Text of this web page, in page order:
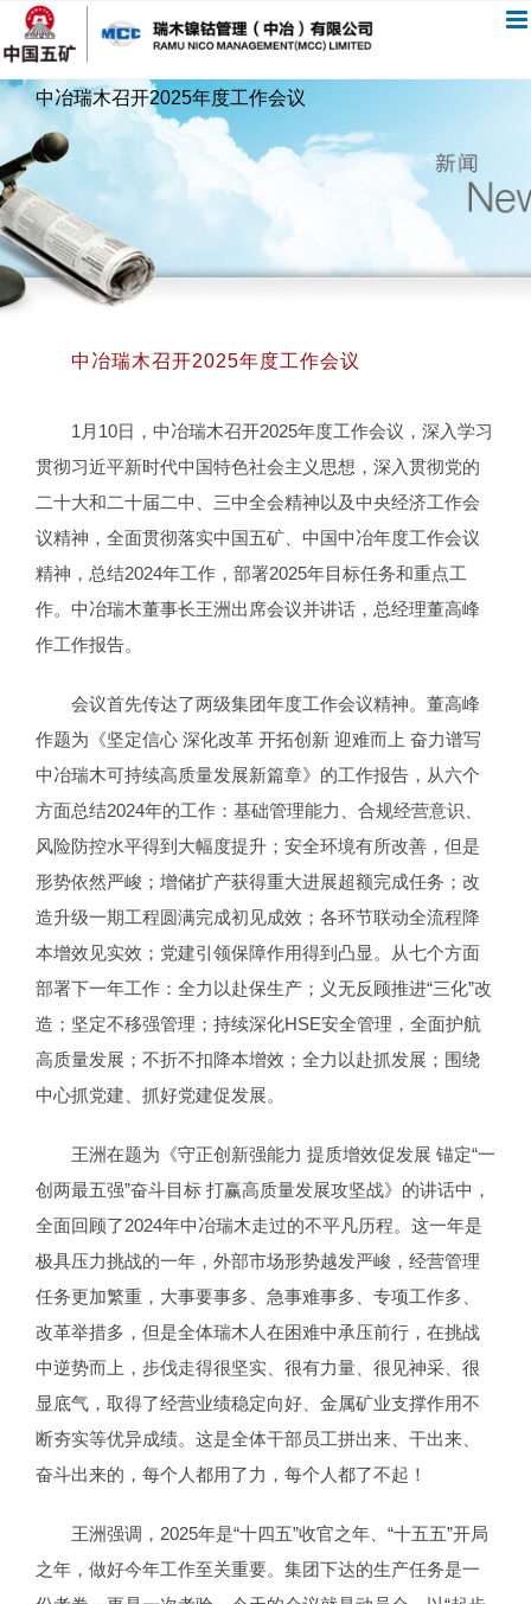
过
内
中冶瑞木召开2025年度工作会议
中冶瑞木召开2025年度工作会议
1月10日，中冶瑞木召开2025年度工作会议，深入学习
贯彻习近平新时代中国特色社会主义思想，深入贯彻党的
二十大和二十届二中、三中全会精神以及中央经济工作会
议精神，全面贯彻落实中国五矿、中国中冶年度工作会议
精神，总结2024年工作，部署2025年目标任务和重点工
作。中冶瑞木董事长王洲出席会议并讲话，总经理董高峰
作工作报告。
会议首先传达了两级集团年度工作会议精神。董高峰
作题为《坚定信心 深化改革 开拓创新 迎难而上 奋力谱写
中冶瑞木可持续高质量发展新篇章》的工作报告，从六个
方面总结2024年的工作：基础管理能力、合规经营意识、
风险防控水平得到大幅度提升；安全环境有所改善，但是
形势依然严峻；增储扩产获得重大进展超额完成任务；改
造升级一期工程圆满完成初见成效；各环节联动全流程降
本增效见实效；党建引领保障作用得到凸显。从七个方面
部署下一年工作：全力以赴保生产；义无反顾推进“三化”改
造；坚定不移强管理；持续深化HSE安全管理，全面护航
高质量发展；不折不扣降本增效；全力以赴抓发展；围绕
中心抓党建、抓好党建促发展。
王洲在题为《守正创新强能力 提质增效促发展 锚定“一
创两最五强”奋斗目标 打赢高质量发展攻坚战》的讲话中，
全面回顾了2024年中冶瑞木走过的不平凡历程。这一年是
极具压力挑战的一年，外部市场形势越发严峻，经营管理
任务更加繁重，大事要事多、急事难事多、专项工作多、
改革举措多，但是全体瑞木人在困难中承压前行，在挑战
中逆势而上，步伐走得很坚实、很有力量、很见神采、很
显底气，取得了经营业绩稳定向好、金属矿业支撑作用不
断夯实等优异成绩。这是全体干部员工拼出来、干出来、
奋斗出来的，每个人都用了力，每个人都了不起！
王洲强调，2025年是“十四五”收官之年、“十五五”开局
之年，做好今年工作至关重要。集团下达的生产任务是一